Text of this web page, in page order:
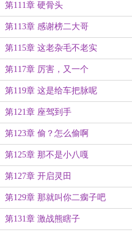
第111章 硬骨头
第113章 感谢榜二大哥
第115章 这老杂毛不老实
第117章 厉害，又一个
第119章 这是给车把脉呢
第121章 座驾到手
第123章 偷？怎么偷啊
第125章 那不是小八嘎
第127章 开启灵田
第129章 那就叫你二瘸子吧
第131章 激战熊瞎子